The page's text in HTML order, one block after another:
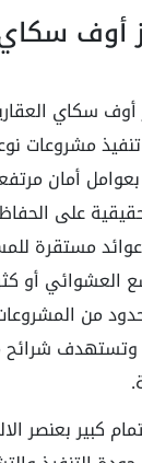
أوف
سكاي
مشروعات
أمان
على
مستقرة
العشوائي أو
من
شرائح
كبير بعنصر